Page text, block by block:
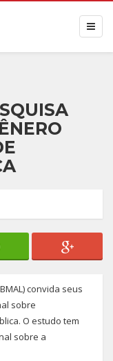
convida seus
sobre
O estudo tem
sobre a